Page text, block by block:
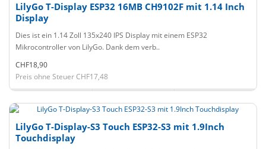
LilyGo T-Display ESP32 16MB CH9102F mit 1.14 Inch
Display
Dies ist ein 1.14 Zoll 135x240 IPS Display mit einem ESP32
Mikrocontroller von LilyGo. Dank dem verb..
CHF18,90
Preis ohne Steuer CHF17,48
LilyGo T-Display-S3 Touch ESP32-S3 mit 1.9Inch
Touchdisplay